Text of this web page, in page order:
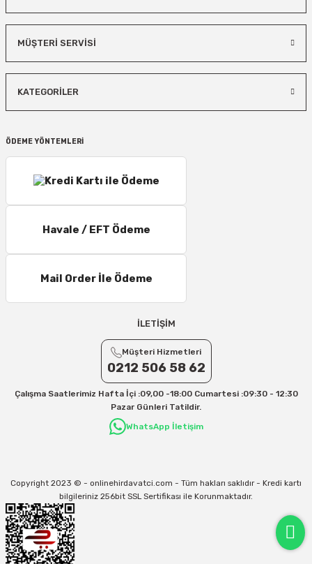
MÜŞTERİ SERVİSİ
KATEGORİLER
ÖDEME YÖNTEMLERİ
Havale / EFT Ödeme
Mail Order İle Ödeme
İLETİŞİM
Müşteri Hizmetleri
0212 506 58 62
Çalışma Saatlerimiz Hafta İçi :09,00 -18:00 Cumartesi :09:30 - 12:30
Pazar Günleri Tatildir.
WhatsApp İletişim
Copyright 2023 © - onlinehirdavatci.com - Tüm hakları saklıdır - Kredi kartı
bilgileriniz 256bit SSL Sertifikası ile Korunmaktadır.